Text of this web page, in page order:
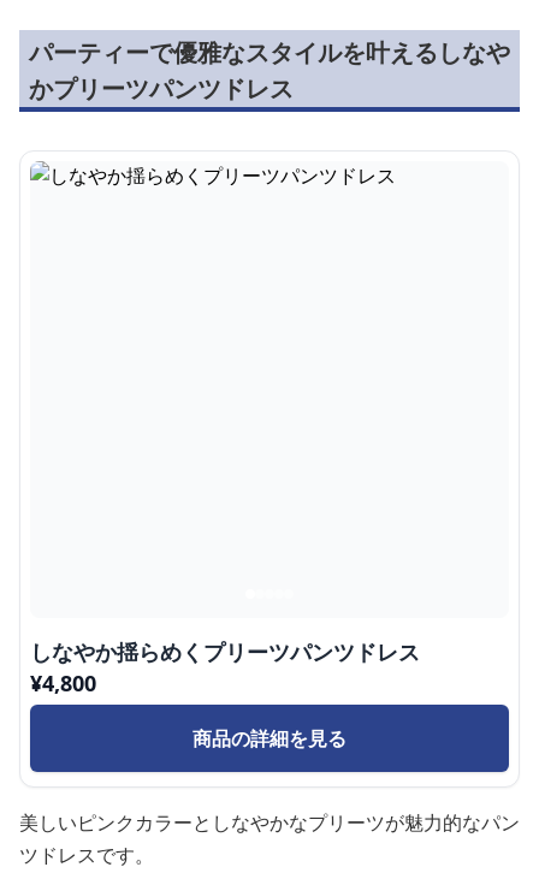
パーティーで優雅なスタイルを叶えるしなや
かプリーツパンツドレス
しなやか揺らめくプリーツパンツドレス
¥4,800
商品の詳細を見る
美しいピンクカラーとしなやかなプリーツが魅力的なパン
ツドレスです。